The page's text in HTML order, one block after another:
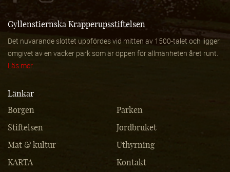
Gyllenstiernska Krapperupsstiftelsen
Det nuvarande slottet uppfördes vid mitten av 1500-talet och ligger
omgivet av en vacker park som är öppen för allmänheten året runt.
Läs mer.
Länkar
Borgen
Parken
Stiftelsen Jordbruket
Mat & kultur Uthyrning
KARTA Kontakt